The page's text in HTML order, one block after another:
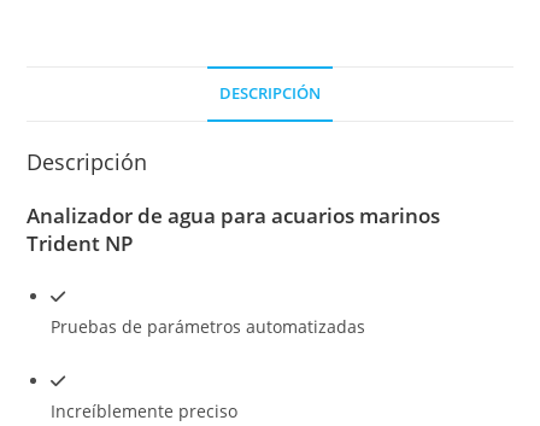
DESCRIPCIÓN
Descripción
Analizador de agua para acuarios marinos
Trident NP
Pruebas de parámetros automatizadas
Increíblemente preciso